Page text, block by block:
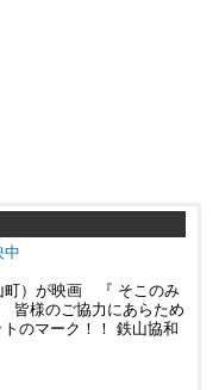
中
町）が映画 『 そこのみ
皆様のご協力にあらため
のマーク！！ 鉄山協和